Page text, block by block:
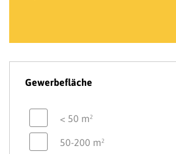
Gewerbefläche
< 50 m²
50-200 m²